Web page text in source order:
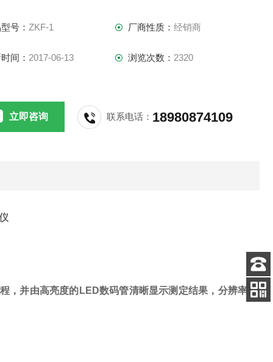
号：ZKF-1 厂商性质： 经销商
间： 2017-06-13 浏览次数： 2320
立即咨询 联系电话： 18980874109
并由高亮度的LED数码管清晰显示测定结果，分辨率
客服
电话